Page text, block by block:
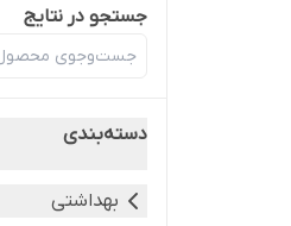
جستجو در نتایج
دسته‌بندی
بهداشتی